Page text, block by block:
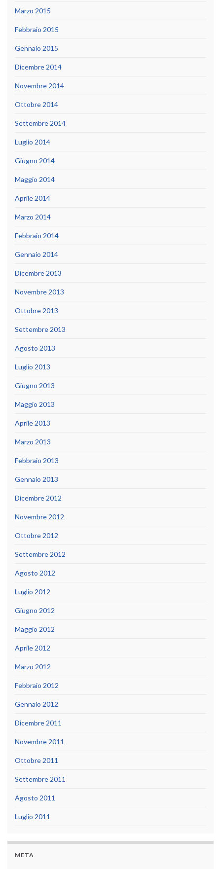
Marzo 2015
Febbraio 2015
Gennaio 2015
Dicembre 2014
Novembre 2014
Ottobre 2014
Settembre 2014
Luglio 2014
Giugno 2014
Maggio 2014
Aprile 2014
Marzo 2014
Febbraio 2014
Gennaio 2014
Dicembre 2013
Novembre 2013
Ottobre 2013
Settembre 2013
Agosto 2013
Luglio 2013
Giugno 2013
Maggio 2013
Aprile 2013
Marzo 2013
Febbraio 2013
Gennaio 2013
Dicembre 2012
Novembre 2012
Ottobre 2012
Settembre 2012
Agosto 2012
Luglio 2012
Giugno 2012
Maggio 2012
Aprile 2012
Marzo 2012
Febbraio 2012
Gennaio 2012
Dicembre 2011
Novembre 2011
Ottobre 2011
Settembre 2011
Agosto 2011
Luglio 2011
META